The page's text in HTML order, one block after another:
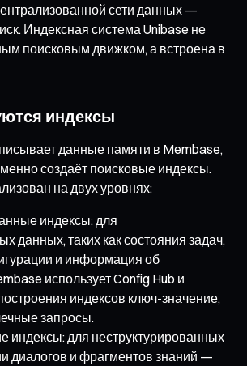
сети данных —
Индексная система Unibase не
поисковым движком, а встроена в
индексы
данные памяти в Membase,
создаёт поисковые индексы.
на двух уровнях:
индексы: для
данных, таких как состояния задач,
и информация об
использует Config Hub и
индексов ключ-значение,
запросы.
индексы: для неструктурированных
диалогов и фрагментов знаний —